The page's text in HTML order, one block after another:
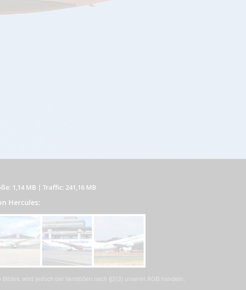
1,14 MB | Traffic: 241,16 MB
Hercules:
wird jedoch bei Verstößen nach §2(3) unserer AGB handeln.